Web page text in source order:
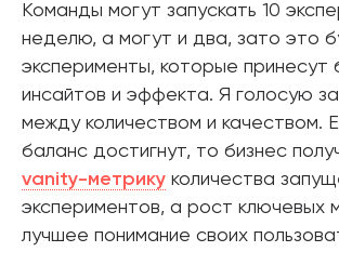
Команды могут запускать 10
неделю, а могут и два, зато это
эксперименты, которые принесут
инсайтов и эффекта. Я голосую
между количеством и качеством.
баланс достигнут, то бизнес
vanity-метрику количества
экспериментов, а рост ключевых
лучшее понимание своих